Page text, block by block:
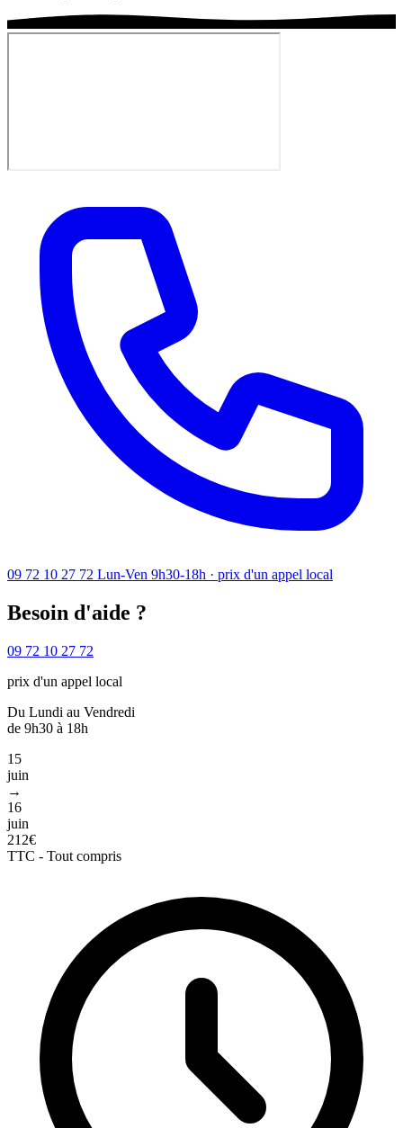
09 72 10 27 72 Lun-Ven 9h30-18h · prix d'un appel local
Besoin d'aide ?
09 72 10 27 72
prix d'un appel local
Du Lundi au Vendredi
de 9h30 à 18h
15
juin
→
16
juin
212€
TTC - Tout compris